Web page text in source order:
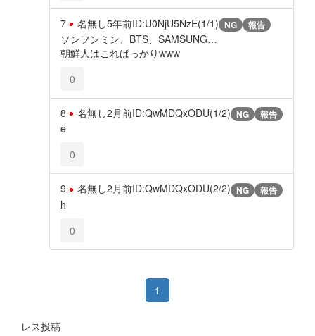
7 名無し5年前ID:U0NjU5NzE(1/1) NG 報告
ソンフンミン、BTS、SAMSUNG…
朝鮮人はこればっかりwww
0
8 名無し2月前ID:QwMDQxODU(1/2) NG 報告
e
0
9 名無し2月前ID:QwMDQxODU(2/2) NG 報告
h
0
1
レス投稿